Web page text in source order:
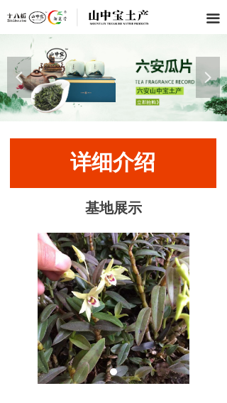
끀
넳 넲
详细介绍
基地展示